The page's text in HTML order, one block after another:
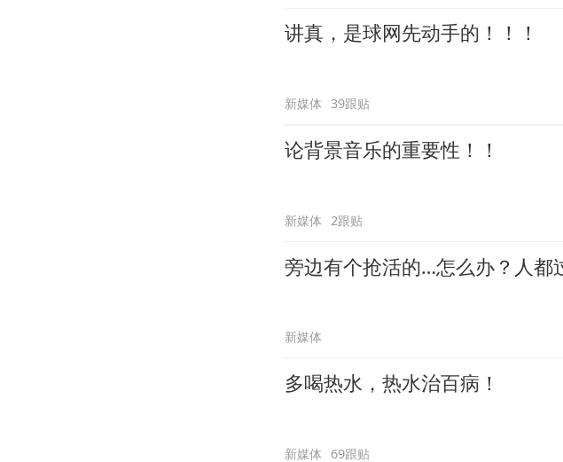
讲真，是球网先动手的！！！
新媒体 39跟贴
论背景音乐的重要性！！
新媒体 2跟贴
旁边有个抢活的…怎么办？人都
新媒体
多喝热水，热水治百病！
新媒体 69跟贴